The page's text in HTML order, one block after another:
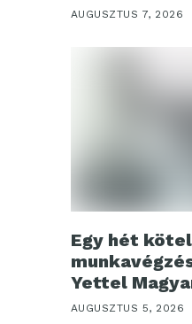
AUGUSZTUS 7, 2026
Egy hét
Yettel
AUGUSZTUS 5, 2026